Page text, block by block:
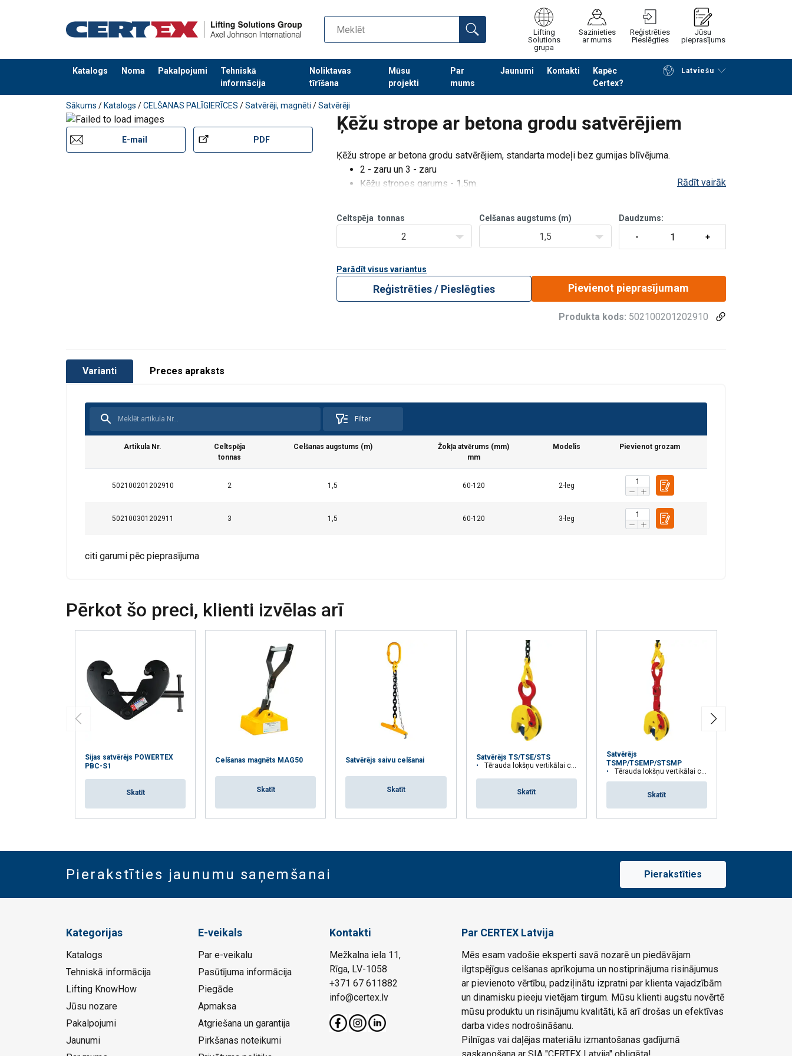
Lifting
Solutions
grupa
Sazinieties
ar mums
Reģistrēties
Pieslēgties
Jūsu
pieprasījums
Katalogs Noma Pakalpojumi
Tehniskā
informācija
Noliktavas
tīrīšana
Mūsu
projekti
Par
mums
Jaunumi Kontakti
Kapēc
Certex?
Latviešu
Pievienots jūsu pasūtījumam Turpināt meklēt preces Noformēt piedāvājuma pieprasījumu
Sākums / Katalogs /CELŠANAS PALĪGIERĪCES /Satvērēji, magnēti /Satvērēji
Ķēžu strope ar betona grodu satvērējiem
E-mail PDF
Ķēžu strope ar betona grodu satvērējiem, standarta modeļi bez gumijas blīvējuma.
2 - zaru un 3 - zaru
Ķēžu stropes garums - 1,5m.
Rādīt vairāk
Celtspēja tonnas
2
Celšanas augstums (m)
1,5
Daudzums:
Parādīt visus variantus
Reģistrēties / Pieslēgties Pievienot pieprasījumam
Produkta kods: 502100201202910
Varianti Preces apraksts
Filter
Artikula Nr.
Celtspēja
tonnas
Celšanas augstums (m)
Žokļa atvērums (mm)
mm
Modelis Pievienot grozam
502100201202910 2 1,5 60-120 2-leg
502100301202911 3 1,5 60-120 3-leg
citi garumi pēc pieprasījuma
Pārklājums:
Drošības koeficients:
Pērkot šo preci, klienti izvēlas arī
Sijas satvērējs POWERTEX
PBC-S1
Skatīt
Celšanas magnēts MAG50
Skatīt
Satvērējs saivu celšanai
Skatīt
Satvērējs TS/TSE/STS
Tērauda lokšņu vertikālai celšanai
Skatīt
Satvērējs
TSMP/TSEMP/STSMP
Tērauda lokšņu vertikālai celšanai
Skatīt
Pierakstīties jaunumu saņemšanai Pierakstīties
Kategorijas
Katalogs
Tehniskā informācija
Lifting KnowHow
Jūsu nozare
Pakalpojumi
Jaunumi
E-veikals
Par e-veikalu
Pasūtījuma informācija
Piegāde
Apmaksa
Atgriešana un garantija
Pirkšanas noteikumi
Kontakti
Mežkalna iela 11,
Rīga, LV-1058
+371 67 611882
info@certex.lv
Par CERTEX Latvija
Mēs esam vadošie eksperti savā nozarē un piedāvājam
ilgtspējīgus celšanas aprīkojuma un nostiprinājuma risinājumus
ar pievienoto vērtību, padziļinātu izpratni par klienta vajadzībām
un dinamisku pieeju vietējam tirgum. Mūsu klienti augstu novērtē
mūsu produktu un risinājumu kvalitāti, kā arī drošas un efektīvas
darba vides nodrošināšanu.
Pilnīgas vai daļējas materiālu izmantošanas gadījumā
ENGLISH TRANSLATION
Šajā tīmekļa vietnē tiek izmantoti sīkfaili
kopīgojam informāciju par to, kā jūs lietojat mūsu vietni ar mūsu reklāmas un analītikas partneriem,
PIEKRIST VISIEM
ATTEIKTIES NO VISIEM
RĀDĪT DETAĻAS